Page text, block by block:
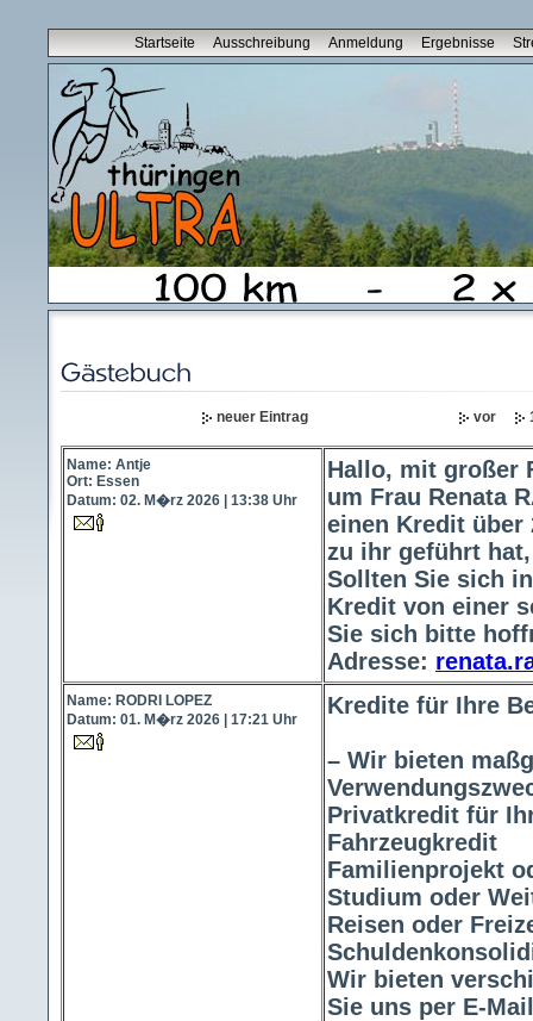
Startseite Ausschreibung Anmeldung Ergebnisse
neuer Eintrag vor
Name: Antje
Ort: Essen
Datum: 02. M�rz 2026 | 13:38 Uhr
Hallo, mit großer
um Frau Renata
einen Kredit über
zu ihr geführt
Sollten Sie sich
Kredit von einer
Sie sich bitte
Adresse:
Name: RODRI LOPEZ
Datum: 01. M�rz 2026 | 17:21 Uhr
Kredite für Ihre
– Wir bieten
Privatkredit für
Fahrzeugkredit
Familienprojekt
Studium oder
Reisen oder
Wir bieten
Sie uns per E-